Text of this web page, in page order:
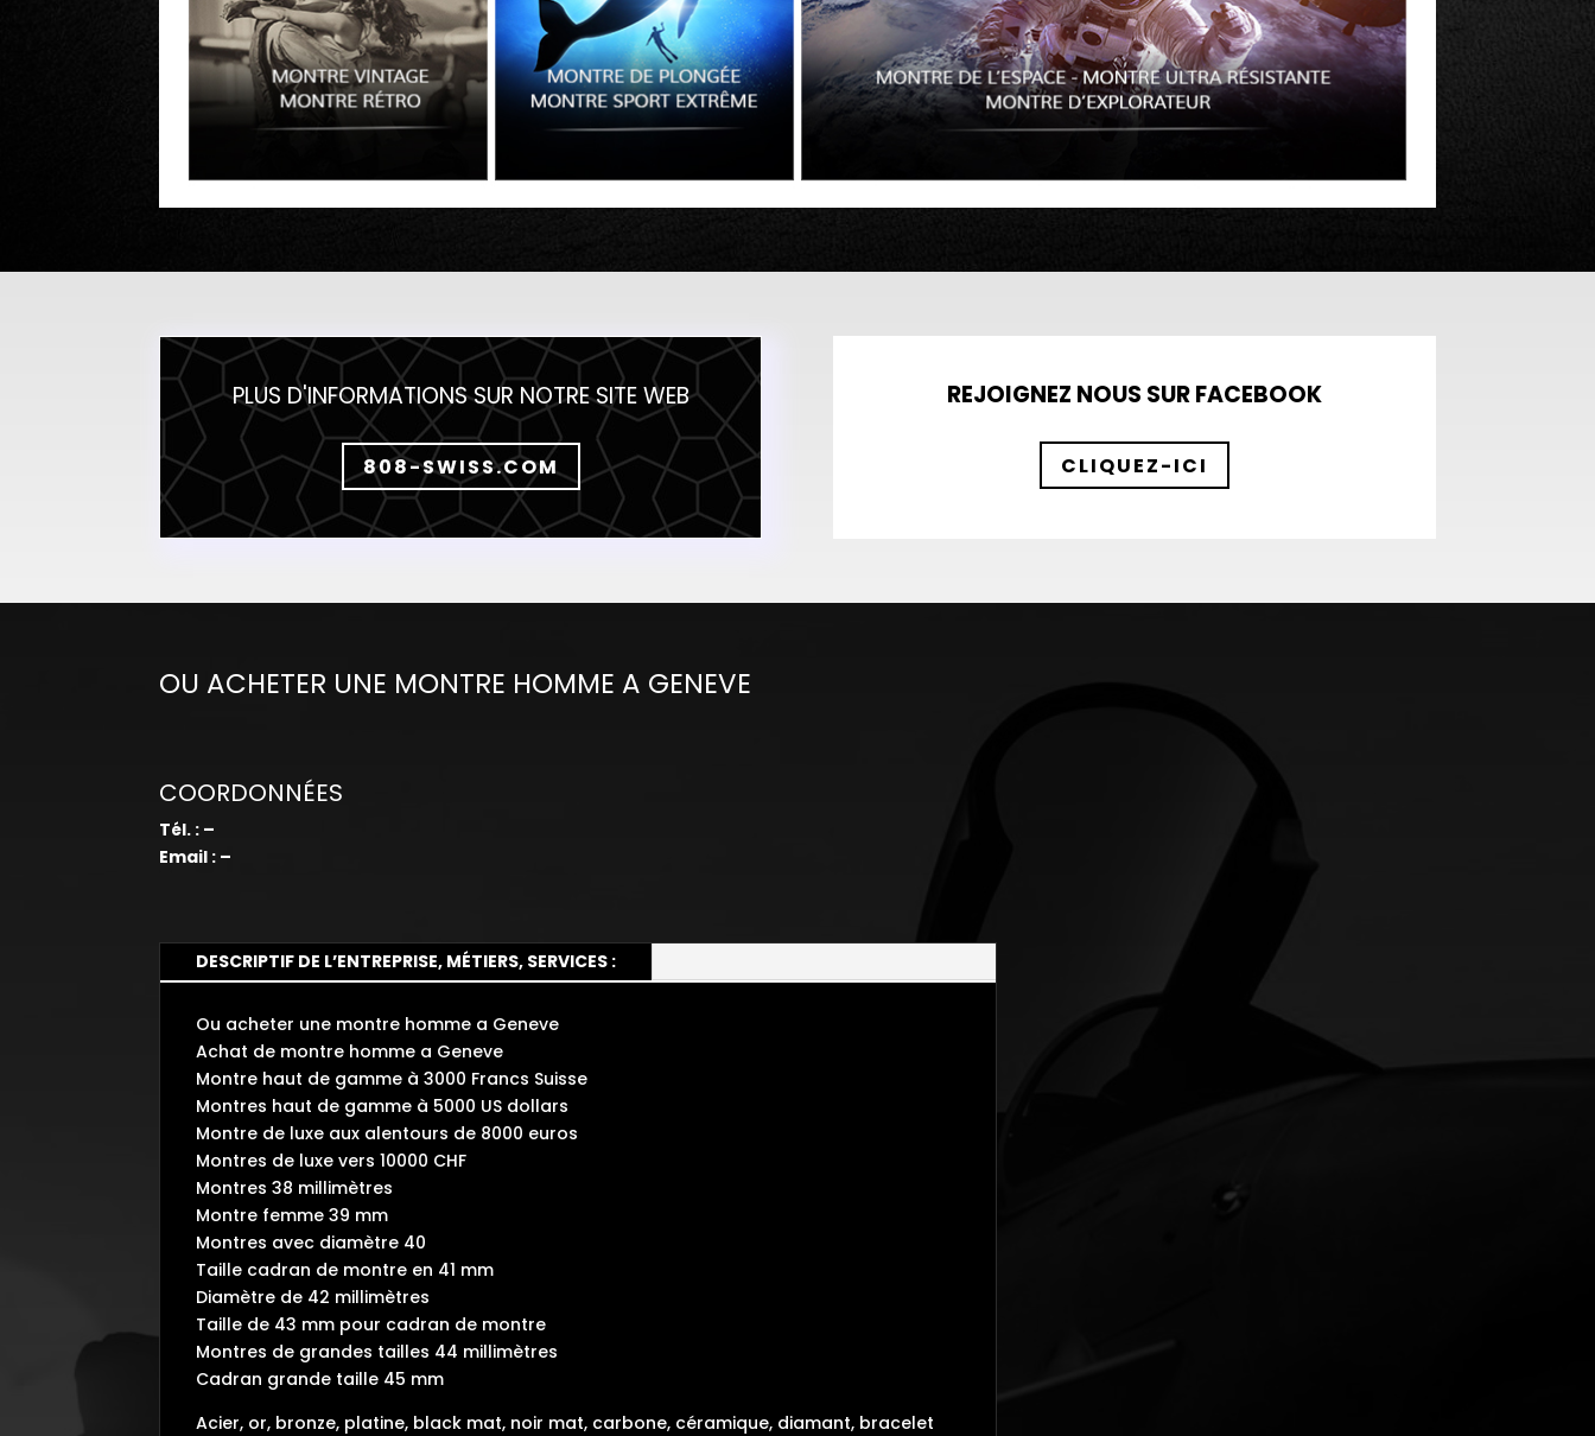
PLUS D'INFORMATIONS SUR NOTRE SITE WEB
808-SWISS.COM
REJOIGNEZ NOUS SUR FACEBOOK
CLIQUEZ-ICI
OU ACHETER UNE MONTRE HOMME A GENEVE
COORDONNÉES
Tél. : –
Email : –
DESCRIPTIF DE L’ENTREPRISE, MÉTIERS, SERVICES :
Ou acheter une montre homme a Geneve
Achat de montre homme a Geneve
Montre haut de gamme à 3000 Francs Suisse
Montres haut de gamme à 5000 US dollars
Montre de luxe aux alentours de 8000 euros
Montres de luxe vers 10000 CHF
Montres 38 millimètres
Montre femme 39 mm
Montres avec diamètre 40
Taille cadran de montre en 41 mm
Diamètre de 42 millimètres
Taille de 43 mm pour cadran de montre
Montres de grandes tailles 44 millimètres
Cadran grande taille 45 mm
Acier, or, bronze, platine, black mat, noir mat, carbone, céramique, diamant, bracelet